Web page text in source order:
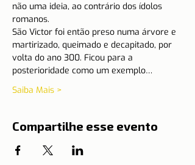
não uma ideia, ao contrário dos ídolos
romanos.
São Victor foi então preso numa árvore e
martirizado, queimado e decapitado, por
volta do ano 300. Ficou para a
posterioridade como um exemplo…
Saiba Mais >
Compartilhe esse evento